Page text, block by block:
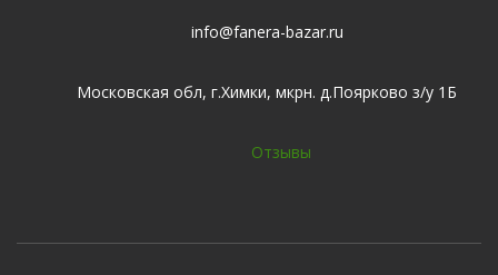
info@fanera-bazar.ru
Московская обл, г.Химки, мкрн. д.Поярково з/у 1Б
Отзывы